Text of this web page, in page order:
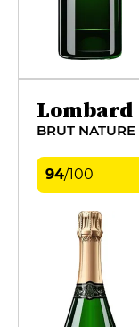
Lombard
BRUT
94/100